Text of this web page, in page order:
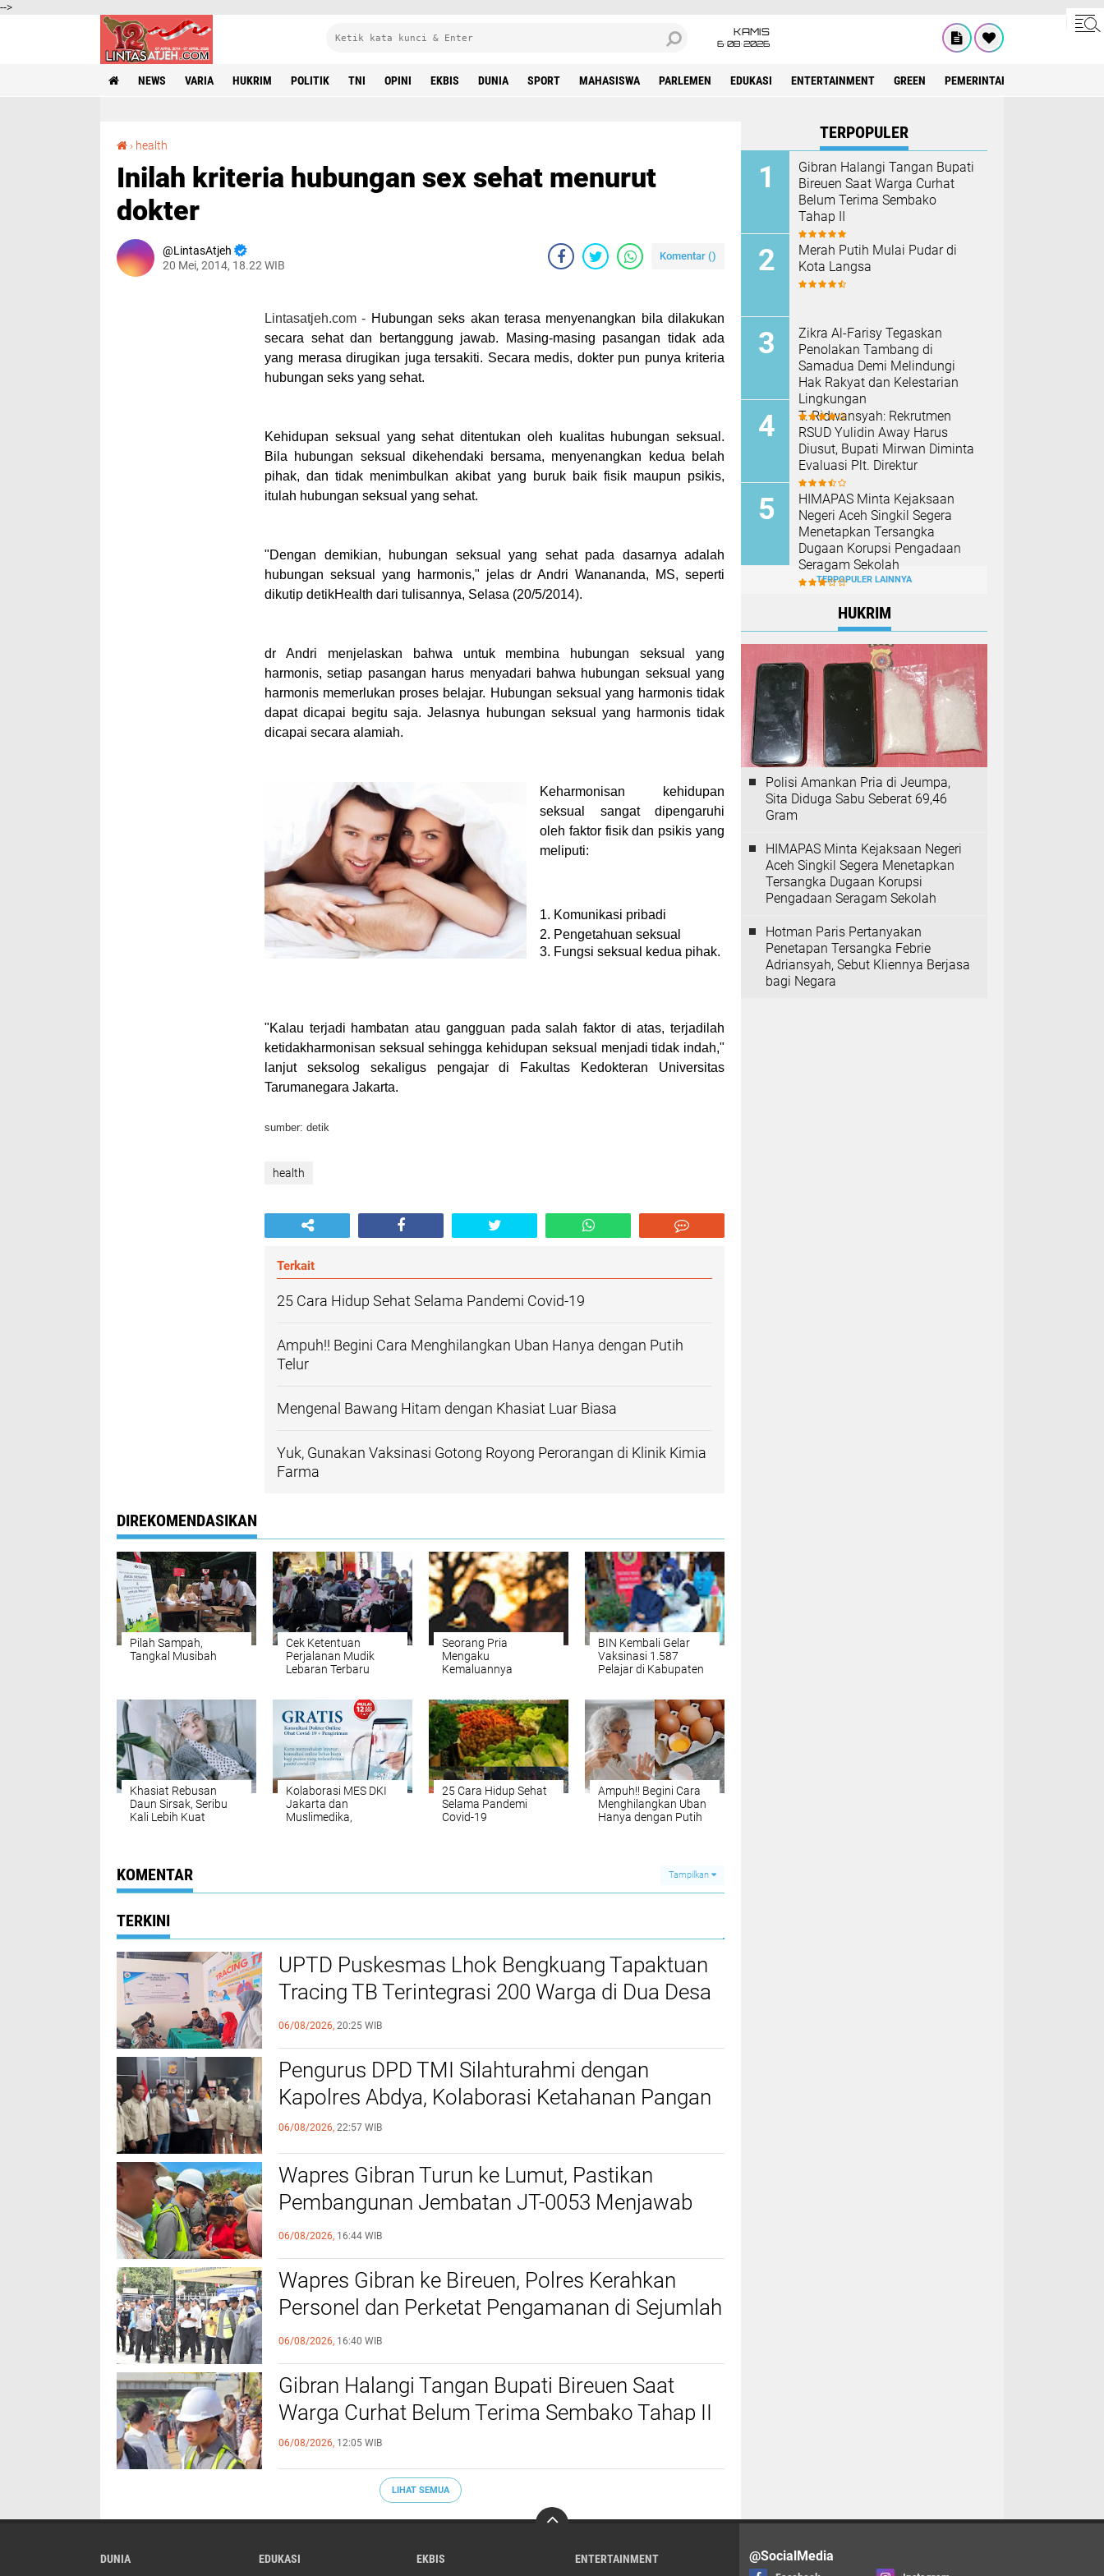
-->
KAMIS
6•08•2026
NEWS VARIA HUKRIM POLITIK TNI OPINI EKBIS DUNIA SPORT MAHASISWA PARLEMEN EDUKASI ENTERTAINMENT GREEN PEMERINTAH ACEH
› health
Inilah kriteria hubungan sex sehat menurut
dokter
LintasAtjeh
20 Mei, 2014, 18.22 WIB
Komentar ()
Lintasatjeh.com - Hubungan seks akan terasa menyenangkan bila dilakukan
secara sehat dan bertanggung jawab. Masing-masing pasangan tidak ada
yang merasa dirugikan juga tersakiti. Secara medis, dokter pun punya kriteria
hubungan seks yang sehat.
Kehidupan seksual yang sehat ditentukan oleh kualitas hubungan seksual.
Bila hubungan seksual dikehendaki bersama, menyenangkan kedua belah
pihak, dan tidak menimbulkan akibat yang buruk baik fisik maupun psikis,
itulah hubungan seksual yang sehat.
"Dengan demikian, hubungan seksual yang sehat pada dasarnya adalah
hubungan seksual yang harmonis," jelas dr Andri Wanananda, MS, seperti
dikutip detikHealth dari tulisannya, Selasa (20/5/2014).
dr Andri menjelaskan bahwa untuk membina hubungan seksual yang
harmonis, setiap pasangan harus menyadari bahwa hubungan seksual yang
harmonis memerlukan proses belajar. Hubungan seksual yang harmonis tidak
dapat dicapai begitu saja. Jelasnya hubungan seksual yang harmonis tidak
dicapai secara alamiah.
Keharmonisan kehidupan
seksual sangat dipengaruhi
oleh faktor fisik dan psikis yang
meliputi:
1. Komunikasi pribadi
2. Pengetahuan seksual
3. Fungsi seksual kedua pihak.
"Kalau terjadi hambatan atau gangguan pada salah faktor di atas, terjadilah
ketidakharmonisan seksual sehingga kehidupan seksual menjadi tidak indah,"
lanjut seksolog sekaligus pengajar di Fakultas Kedokteran Universitas
Tarumanegara Jakarta.
sumber: detik
health
Terkait
25 Cara Hidup Sehat Selama Pandemi Covid-19
Ampuh!! Begini Cara Menghilangkan Uban Hanya dengan Putih
Telur
Mengenal Bawang Hitam dengan Khasiat Luar Biasa
Yuk, Gunakan Vaksinasi Gotong Royong Perorangan di Klinik Kimia
Farma
DIREKOMENDASIKAN
Pilah Sampah,
Tangkal Musibah
Cek Ketentuan
Perjalanan Mudik
Lebaran Terbaru
Seorang Pria
Mengaku
Kemaluannya
BIN Kembali Gelar
Vaksinasi 1.587
Pelajar di Kabupaten
Khasiat Rebusan
Daun Sirsak, Seribu
Kali Lebih Kuat
Kolaborasi MES DKI
Jakarta dan
Muslimedika,
25 Cara Hidup Sehat
Selama Pandemi
Covid-19
Ampuh!! Begini Cara
Menghilangkan Uban
Hanya dengan Putih
KOMENTAR Tampilkan
TERKINI
UPTD Puskesmas Lhok Bengkuang Tapaktuan
‎Tracing TB Terintegrasi 200 Warga di Dua Desa
Melalui Cek Kesehatan Gratis
06/08/2026, 20:25 WIB
Pengurus DPD TMI Silahturahmi dengan
Kapolres Abdya, Kolaborasi Ketahanan Pangan
06/08/2026, 22:57 WIB
Wapres Gibran Turun ke Lumut, Pastikan
Pembangunan Jembatan JT-0053 Menjawab
Kebutuhan Warga
06/08/2026, 16:44 WIB
Wapres Gibran ke Bireuen, Polres Kerahkan
Personel dan Perketat Pengamanan di Sejumlah
Titik
06/08/2026, 16:40 WIB
Gibran Halangi Tangan Bupati Bireuen Saat
Warga Curhat Belum Terima Sembako Tahap II
06/08/2026, 12:05 WIB
LIHAT SEMUA
TERPOPULER
Gibran Halangi Tangan Bupati
Bireuen Saat Warga Curhat
Belum Terima Sembako
Tahap II
Merah Putih Mulai Pudar di
Kota Langsa
Zikra Al-Farisy Tegaskan
Penolakan Tambang di
Samadua Demi Melindungi
Hak Rakyat dan Kelestarian
Lingkungan
T. Ridwansyah: Rekrutmen
RSUD Yulidin Away Harus
Diusut, Bupati Mirwan Diminta
Evaluasi Plt. Direktur
HIMAPAS Minta Kejaksaan
Negeri Aceh Singkil Segera
Menetapkan Tersangka
Dugaan Korupsi Pengadaan
Seragam Sekolah
TERPOPULER LAINNYA
HUKRIM
Polisi Amankan Pria di Jeumpa,
Sita Diduga Sabu Seberat 69,46
Gram
HIMAPAS Minta Kejaksaan Negeri
Aceh Singkil Segera Menetapkan
Tersangka Dugaan Korupsi
Pengadaan Seragam Sekolah
Hotman Paris Pertanyakan
Penetapan Tersangka Febrie
Adriansyah, Sebut Kliennya Berjasa
bagi Negara
DUNIA EDUKASI EKBIS
ENTERTAINMENT
@SocialMedia